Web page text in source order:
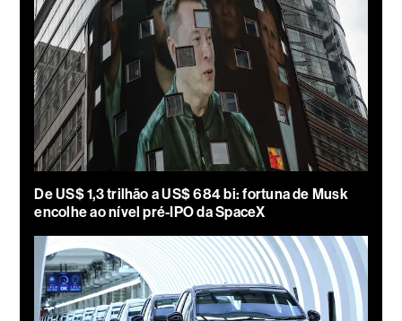
De US$ 1,3 trilhão a US$ 684 bi: fortuna de Musk
encolhe ao nível pré-IPO da SpaceX